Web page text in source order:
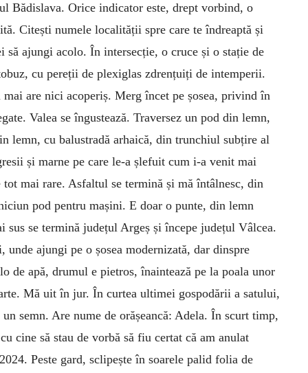
Bădislava. Orice indicator este, drept vorbind, o
Citești numele localității spre care te îndreaptă și
să ajungi acolo. În intersecție, o cruce și o stație de
cu pereții de plexiglas zdrențuiți de intemperii.
mai are nici acoperiș. Merg încet pe șosea, privind în
Valea se îngustează. Traversez un pod din lemn,
lemn, cu balustradă arhaică, din trunchiul subțire al
și marne pe care le-a șlefuit cum i-a venit mai
tot mai rare. Asfaltul se termină și mă întâlnesc, din
pod pentru mașini. E doar o punte, din lemn
se termină județul Argeș și începe județul Vâlcea.
ajungi pe o șosea modernizată, dar dinspre
de apă, drumul e pietros, înaintează pe la poala unor
Mă uit în jur. În curtea ultimei gospodării a satului,
semn. Are nume de orășeancă: Adela. În scurt timp,
cine să stau de vorbă să fiu certat că am anulat
Peste gard, sclipește în soarele palid folia de